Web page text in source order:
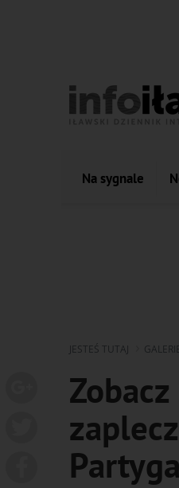
Na sygnale
JESTEŚ TUTAJ